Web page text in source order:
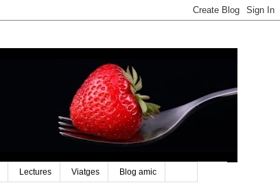
Lectures Viatges Blog amic